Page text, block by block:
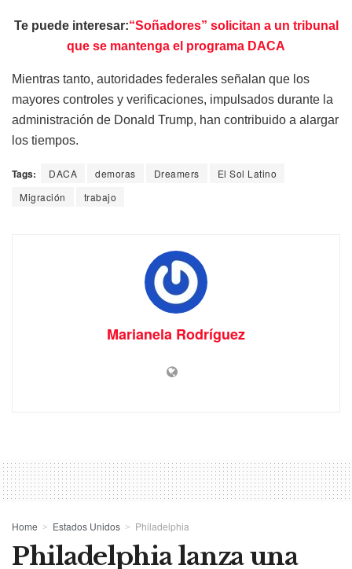
Te puede interesar:“Soñadores” solicitan a un tribunal
que se mantenga el programa DACA
Mientras tanto, autoridades federales señalan que los
mayores controles y verificaciones, impulsados durante la
administración de Donald Trump, han contribuido a alargar
los tiempos.
Tags: DACA demoras Dreamers
El Sol Latino
Migración
trabajo
Marianela Rodríguez
Home Estados Unidos Philadelphia
Philadelphia lanza una